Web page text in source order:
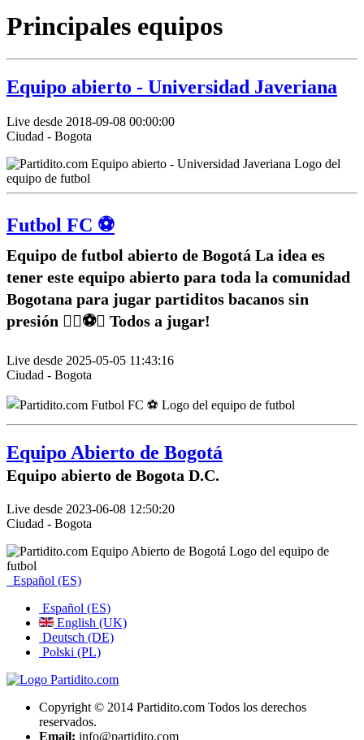
Principales equipos
Equipo abierto - Universidad Javeriana
Live desde 2018-09-08 00:00:00
Ciudad - Bogota
Futbol FC ⚽️
Equipo de futbol abierto de Bogotá La idea es
tener este equipo abierto para toda la comunidad
Bogotana para jugar partiditos bacanos sin
presión ✌🏽⚽️🥅 Todos a jugar!
Live desde 2025-05-05 11:43:16
Ciudad - Bogota
Equipo Abierto de Bogotá
Equipo abierto de Bogota D.C.
Live desde 2023-06-08 12:50:20
Ciudad - Bogota
Español (ES)
Español (ES)
English (UK)
Deutsch (DE)
Polski (PL)
Copyright © 2014 Partidito.com Todos los derechos
reservados.
Email: info@partidito.com